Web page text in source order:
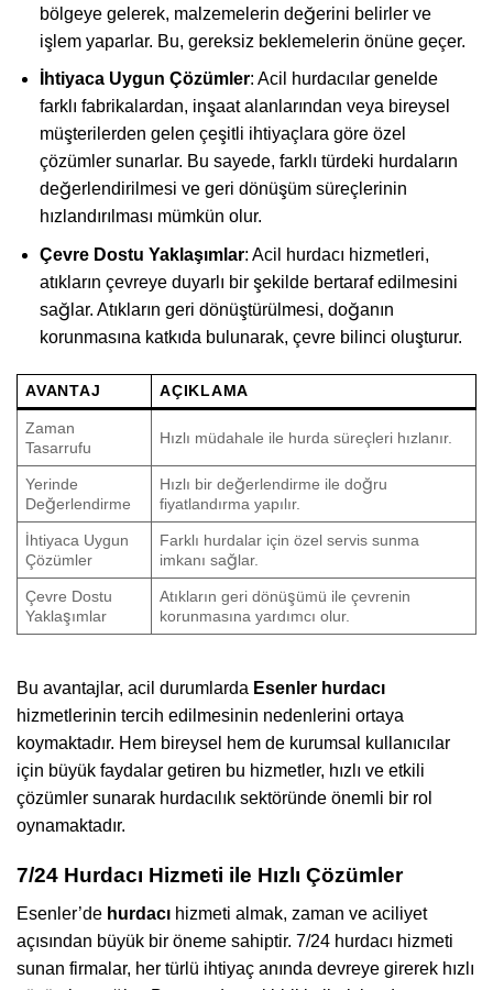
bölgeye gelerek, malzemelerin değerini belirler ve
işlem yaparlar. Bu, gereksiz beklemelerin önüne geçer.
İhtiyaca Uygun Çözümler: Acil hurdacılar genelde
farklı fabrikalardan, inşaat alanlarından veya bireysel
müşterilerden gelen çeşitli ihtiyaçlara göre özel
çözümler sunarlar. Bu sayede, farklı türdeki hurdaların
değerlendirilmesi ve geri dönüşüm süreçlerinin
hızlandırılması mümkün olur.
Çevre Dostu Yaklaşımlar: Acil hurdacı hizmetleri,
atıkların çevreye duyarlı bir şekilde bertaraf edilmesini
sağlar. Atıkların geri dönüştürülmesi, doğanın
korunmasına katkıda bulunarak, çevre bilinci oluşturur.
AVANTAJ AÇIKLAMA
Zaman
Tasarrufu
Hızlı müdahale ile hurda süreçleri hızlanır.
Yerinde
Değerlendirme
Hızlı bir değerlendirme ile doğru
fiyatlandırma yapılır.
İhtiyaca Uygun
Çözümler
Farklı hurdalar için özel servis sunma
imkanı sağlar.
Çevre Dostu
Yaklaşımlar
Atıkların geri dönüşümü ile çevrenin
korunmasına yardımcı olur.
Bu avantajlar, acil durumlarda Esenler hurdacı
hizmetlerinin tercih edilmesinin nedenlerini ortaya
koymaktadır. Hem bireysel hem de kurumsal kullanıcılar
için büyük faydalar getiren bu hizmetler, hızlı ve etkili
çözümler sunarak hurdacılık sektöründe önemli bir rol
oynamaktadır.
7/24 Hurdacı Hizmeti ile Hızlı Çözümler
Esenler’de hurdacı hizmeti almak, zaman ve aciliyet
açısından büyük bir öneme sahiptir. 7/24 hurdacı hizmeti
sunan firmalar, her türlü ihtiyaç anında devreye girerek hızlı